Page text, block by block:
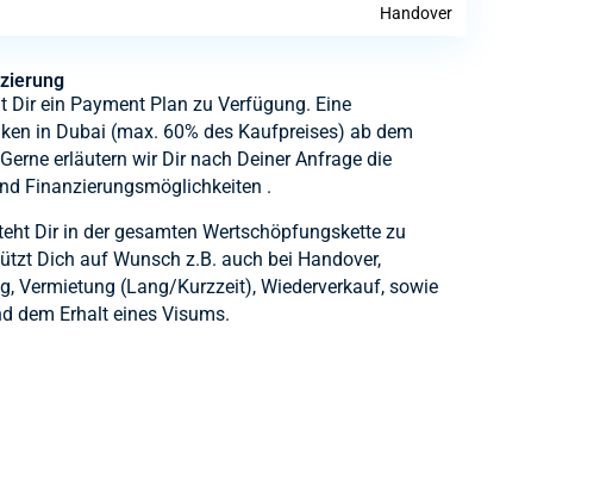
Handover
Dir ein Payment Plan zu Verfügung. Eine
in Dubai (max. 60% des Kaufpreises) ab dem
erläutern wir Dir nach Deiner Anfrage die
Finanzierungsmöglichkeiten .
Dir in der gesamten Wertschöpfungskette zu
Dich auf Wunsch z.B. auch bei Handover,
Vermietung (Lang/Kurzzeit), Wiederverkauf, sowie
dem Erhalt eines Visums.